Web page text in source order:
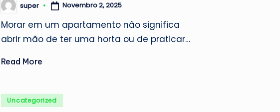
Posted
by
super Novembro 2, 2025
Morar em um apartamento não significa
abrir mão de ter uma horta ou de praticar…
Read More
Posted
Uncategorized